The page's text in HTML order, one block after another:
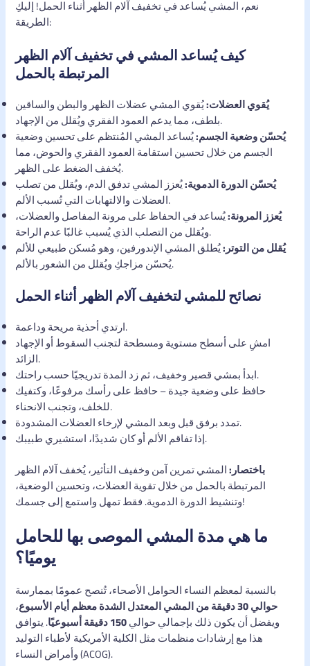
نعم، المشي يُساعد في تخفيف آلام الظهر أثناء الحمل! إليكِ
الطريقة:
كيف يُساعد المشي في تخفيف آلام الظهر
المرتبطة بالحمل
يُقوي العضلات:يُقوي المشي عضلات الظهر والبطن والساقين
بلطف، مما يدعم العمود الفقري ويُقلل من الإجهاد.
يُحسّن وضعية الجسم:يُساعد المشي المُنتظم على تحسين وضعية
الجسم من خلال تحسين استقامة العمود الفقري والحوض، مما
يُخفف الضغط على الظهر.
يُحسّن الدورة الدموية:يُعزز المشي تدفق الدم، ويُقلل من تصلب
العضلات والالتهابات التي تُسبب الألم.
يُعزز المرونة:يُساعد في الحفاظ على مرونة المفاصل والعضلات،
ويُقلل من التصلب الذي يُسبب غالبًا عدم الراحة.
يُقلل من التوتر:يُطلق المشي الإندورفين، وهو مُسكن طبيعي للألم
يُحسّن مزاجكِ ويُقلل من الشعور بالألم.
نصائح للمشي لتخفيف آلام الظهر أثناء الحمل
ارتدي أحذية مريحة وداعمة.
امشِ على أسطح مستوية ومسطحة لتجنب السقوط أو الإجهاد
الزائد.
ابدأ بمشي قصير وخفيف، ثم زد المدة تدريجيًا حسب راحتك.
حافظ على وضعية جيدة – حافظ على رأسك مرفوعًا، وكتفيك
للخلف، وتجنب الانحناء.
تمدد برفق قبل وبعد المشي لإرخاء العضلات المشدودة.
إذا تفاقم الألم أو كان شديدًا، استشيري طبيبك.
باختصار:المشي تمرين آمن وخفيف التأثير، يُخفف آلام الظهر
المرتبطة بالحمل من خلال تقوية العضلات، وتحسين الوضعية،
وتنشيط الدورة الدموية. فقط تمهل واستمع إلى جسمك!
ما هي مدة المشي الموصى بها للحامل
يوميًا؟
بالنسبة لمعظم النساء الحوامل الأصحاء، تُنصح عمومًا بممارسة
حوالي 30 دقيقة من المشي المعتدل الشدة معظم أيام الأسبوع
،
ويفضل أن يكون ذلك بإجمالي حوالي150 دقيقة أسبوعيًا
. يتوافق
هذا مع إرشادات منظمات مثل الكلية الأمريكية لأطباء التوليد
وأمراض النساء (ACOG).